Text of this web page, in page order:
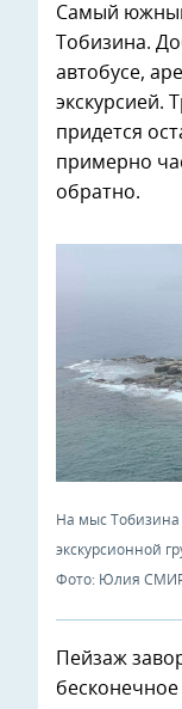
Самый
Тобизина.
автобусе,
экскурсией.
придется
примерно
обратно.
На мыс Тобизина
экскурсионной
Фото: Юлия
Пейзаж